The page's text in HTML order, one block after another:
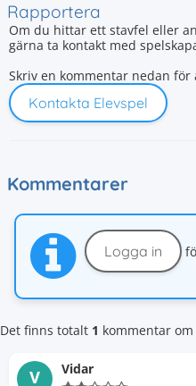
Rapportera
Om du hittar ett stavfel eller
gärna ta kontakt med
Skriv en kommentar nedan
Kontakta Elevspel
Kommentarer
Logga in
Det finns totalt 1 kommentar
V Vidar